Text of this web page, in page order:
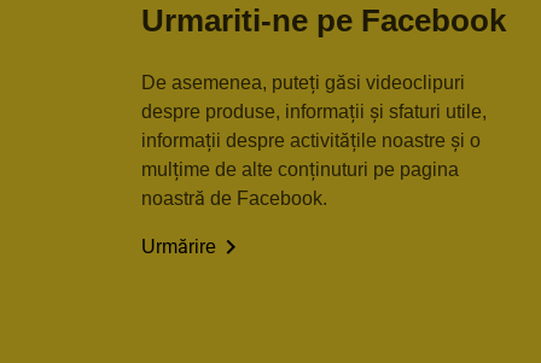
Urmariti-ne pe Facebook
De asemenea, puteți găsi videoclipuri
despre produse, informații și sfaturi utile,
informații despre activitățile noastre și o
mulțime de alte conținuturi pe pagina
noastră de Facebook.
Urmărire 